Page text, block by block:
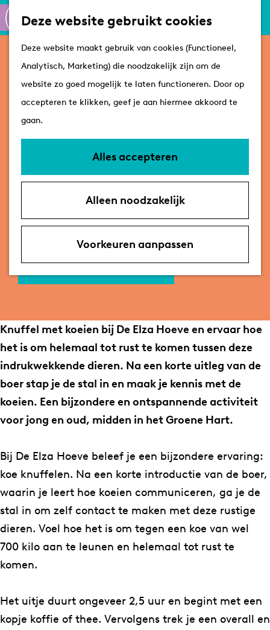
Deze website gebruikt cookies
Deze website maakt gebruik van cookies (Functioneel,
Analytisch, Marketing) die noodzakelijk zijn om de
website zo goed mogelijk te laten functioneren. Door op
accepteren te klikken, geef je aan hiermee akkoord te
gaan.
Alles accepteren
Alleen noodzakelijk
Voorkeuren aanpassen
K
a
r
t
Z
e
k
e
n
e
n
u
Routes
Winkelen
Plan je bezoek
Tips
Arrangementen
parkeren
Boerderij De Elza Hoeve
Contact
a
r
B
o
r
r
i
j
D
e
E
z
a
H
o
e
v
Routen
a
o
d
e
r
i
j
D
E
l
z
a
H
o
e
a
B
r
d
e
r
i
j
e
E
l
z
a
H
v
e
Websitev
a
B
r
d
e
r
i
j
e
E
l
z
a
H
v
e
Meer informatie
Knuffel met koeien bij De Elza Hoeve en ervaar hoe
het is om helemaal tot rust te komen tussen deze
indrukwekkende dieren. Na een korte uitleg van de
boer stap je de stal in en maak je kennis met de
koeien. Een bijzondere en ontspannende activiteit
voor jong en oud, midden in het Groene Hart.
Bij De Elza Hoeve beleef je een bijzondere ervaring:
koe knuffelen. Na een korte introductie van de boer,
waarin je leert hoe koeien communiceren, ga je de
stal in om zelf contact te maken met deze rustige
dieren. Voel hoe het is om tegen een koe van wel
700 kilo aan te leunen en helemaal tot rust te
komen.
Het uitje duurt ongeveer 2,5 uur en begint met een
kopje koffie of thee. Vervolgens trek je een overall en